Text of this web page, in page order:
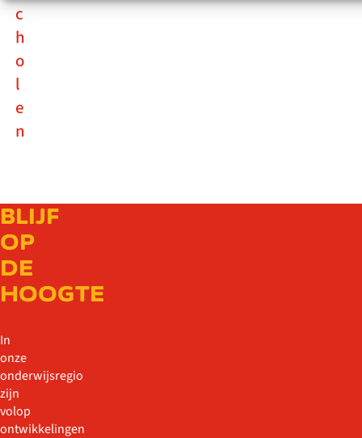
c
h
o
l
e
n
BLIJF
OP
DE
HOOGTE
In
onze
onderwijsregio
zijn
volop
ontwikkelingen